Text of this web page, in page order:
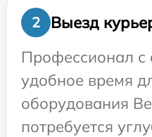
2
Выезд
Профессионал с
удобное время
оборудования
потребуется